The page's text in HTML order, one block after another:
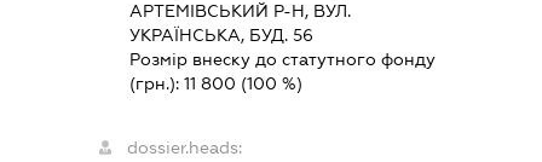
АРТЕМІВСЬКИЙ Р-Н, ВУЛ.
УКРАЇНСЬКА, БУД. 56
Розмір внеску до статутного фонду
(грн.):11 800 (100 %)
dossier.heads: